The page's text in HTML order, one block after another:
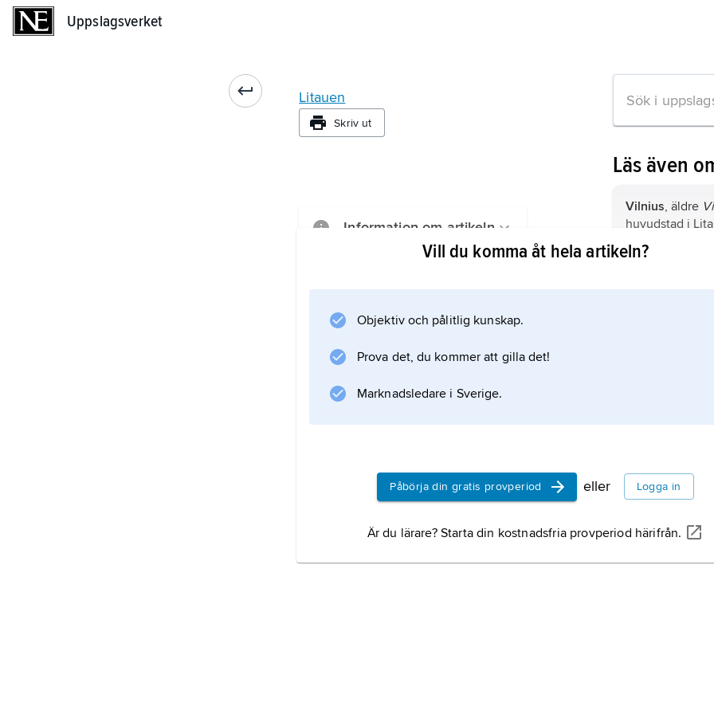
Uppslagsverket
Litauen
Skriv ut
Information om artikeln
Vill du komma åt hela artikeln?
Objektiv och pålitlig kunskap.
Prova det, du kommer att gilla det!
Marknadsledare i Sverige.
Påbörja din gratis provperiod eller Logga in
Är du lärare? Starta din kostnadsfria provperiod härifrån.
Läs även
Vilnius, äldre
huvudstad i
200 invånare
stat